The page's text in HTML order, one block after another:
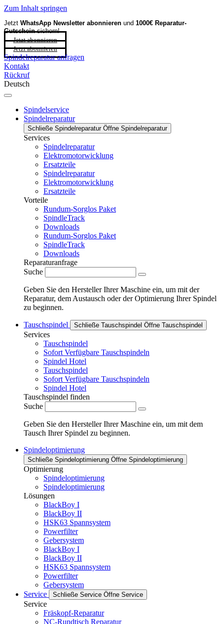
Zum Inhalt springen
Jetzt WhatsApp Newsletter abonnieren und 1000€ Reparatur-
Gutscheinsichern!
Jetzt abonnieren
Jetzt abonnieren
Spindelreparatur anfragen
Kontakt
Rückruf
Deutsch
Spindelservice
Spindelreparatur
Schließe Spindelreparatur Öffne Spindelreparatur
Services
Spindelreparatur
Elektromotorwicklung
Ersatzteile
Spindelreparatur
Elektromotorwicklung
Ersatzteile
Vorteile
Rundum-Sorglos Paket
SpindleTrack
Downloads
Rundum-Sorglos Paket
SpindleTrack
Downloads
Reparaturanfrage
Suche
Geben Sie den Hersteller Ihrer Maschine ein, um mit der
Reparatur, dem Austausch oder der Optimierung Ihrer Spindel
zu beginnen.
Tauschspindel Schließe Tauschspindel Öffne Tauschspindel
Services
Tauschspindel
Sofort Verfügbare Tauschspindeln
Spindel Hotel
Tauschspindel
Sofort Verfügbare Tauschspindeln
Spindel Hotel
Tauschspindel finden
Suche
Geben Sie den Hersteller Ihrer Maschine ein, um mit dem
Tausch Ihrer Spindel zu beginnen.
Spindeloptimierung
Schließe Spindeloptimierung Öffne Spindeloptimierung
Optimierung
Spindeloptimierung
Spindeloptimierung
Lösungen
BlackBoy I
BlackBoy II
HSK63 Spannsystem
Powerfilter
Gebersystem
BlackBoy I
BlackBoy II
HSK63 Spannsystem
Powerfilter
Gebersystem
Service
Schließe Service Öffne Service
Service
Fräskopf-Reparatur
NC-Rundtisch Reparatur